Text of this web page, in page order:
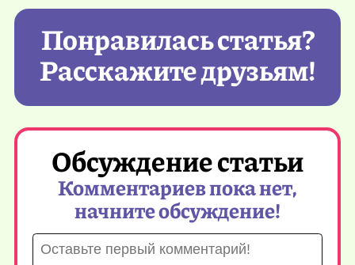
Понравилась статья?
Расскажите друзьям!
Обсуждение статьи
Комментариев пока нет,
начните обсуждение!